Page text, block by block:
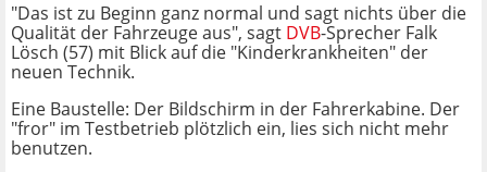
"Das ist zu Beginn ganz normal und sagt nichts über die
Qualität der Fahrzeuge aus", sagt DVB-Sprecher Falk
Lösch (57) mit Blick auf die "Kinderkrankheiten" der
neuen Technik.
Eine Baustelle: Der Bildschirm in der Fahrerkabine. Der
"fror" im Testbetrieb plötzlich ein, lies sich nicht mehr
benutzen.